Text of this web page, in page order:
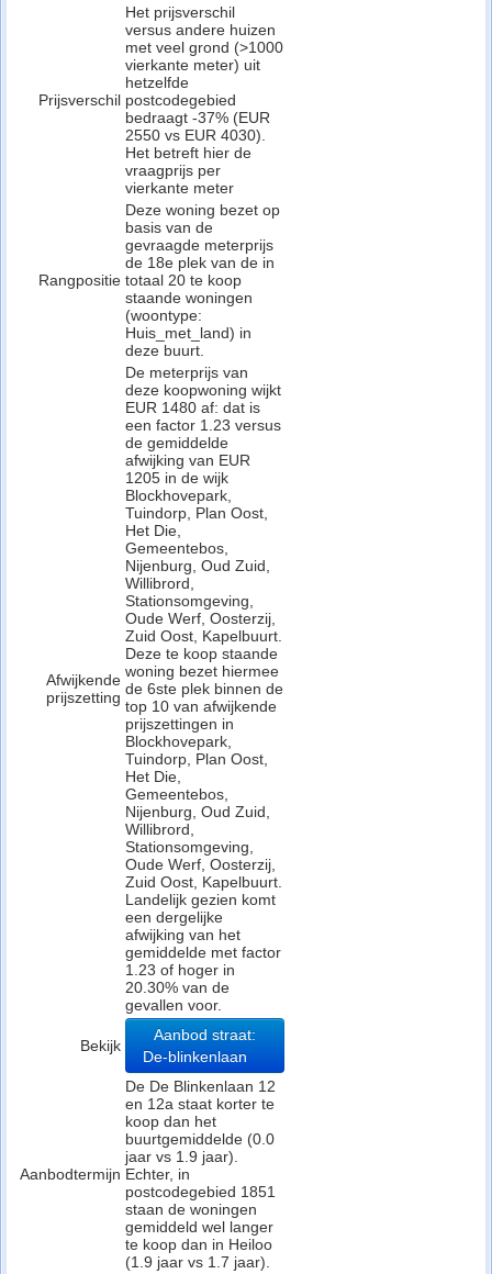
Prijsverschil
Het prijsverschil
versus andere huizen
met veel grond (>1000
vierkante meter) uit
hetzelfde
postcodegebied
bedraagt -37% (EUR
2550 vs EUR 4030).
Het betreft hier de
vraagprijs per
vierkante meter
Rangpositie
Deze woning bezet op
basis van de
gevraagde meterprijs
de 18e plek van de in
totaal 20 te koop
staande woningen
(woontype:
Huis_met_land) in
deze buurt.
Afwijkende
prijszetting
De meterprijs van
deze koopwoning wijkt
EUR 1480 af: dat is
een factor 1.23 versus
de gemiddelde
afwijking van EUR
1205 in de wijk
Blockhovepark,
Tuindorp, Plan Oost,
Het Die,
Gemeentebos,
Nijenburg, Oud Zuid,
Willibrord,
Stationsomgeving,
Oude Werf, Oosterzij,
Zuid Oost, Kapelbuurt.
Deze te koop staande
woning bezet hiermee
de 6ste plek binnen de
top 10 van afwijkende
prijszettingen in
Blockhovepark,
Tuindorp, Plan Oost,
Het Die,
Gemeentebos,
Nijenburg, Oud Zuid,
Willibrord,
Stationsomgeving,
Oude Werf, Oosterzij,
Zuid Oost, Kapelbuurt.
Landelijk gezien komt
een dergelijke
afwijking van het
gemiddelde met factor
1.23 of hoger in
20.30% van de
gevallen voor.
Bekijk
Aanbod straat:
De-blinkenlaan
Aanbodtermijn
De De Blinkenlaan 12
en 12a staat korter te
koop dan het
buurtgemiddelde (0.0
jaar vs 1.9 jaar).
Echter, in
postcodegebied 1851
staan de woningen
gemiddeld wel langer
te koop dan in Heiloo
(1.9 jaar vs 1.7 jaar).